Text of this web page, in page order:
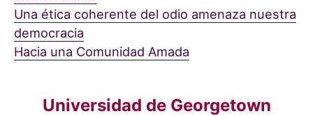
Una ética coherente del odio amenaza nuestra
democracia
Hacia una Comunidad Amada
Universidad de Georgetown